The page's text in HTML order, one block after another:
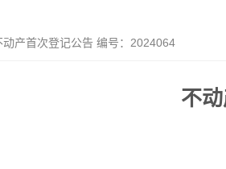
首次登记公告 编号：2024064
不